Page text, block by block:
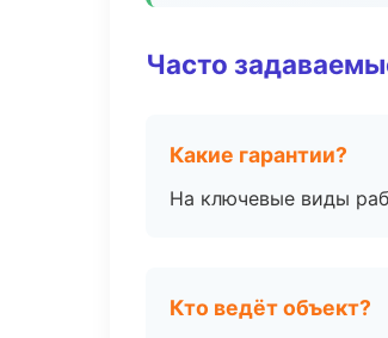
Часто
Какие гарантии?
На ключевые виды
Кто ведёт объект?